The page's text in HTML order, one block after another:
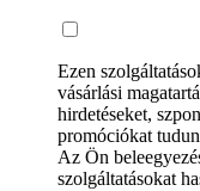
Ezen
vásárlási
hirdetéseket,
promóciókat
Az Ön
szolgáltatásokat